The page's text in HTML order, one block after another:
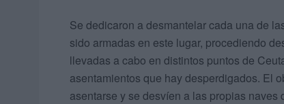
Se dedicaron a desmantelar cada una de
sido armadas en este lugar, procediendo
llevadas a cabo en distintos puntos de
asentamientos que hay desperdigados. El
asentarse y se desvíen a las propias